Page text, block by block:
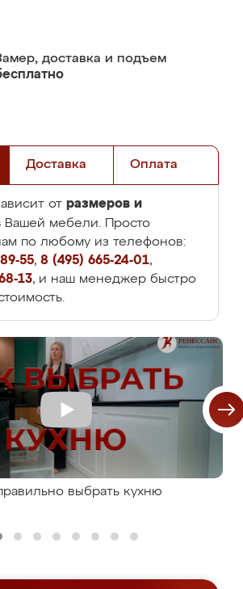
доставка и подъем
Доставка Оплата
от размеров и
Вашей мебели. Просто
по любому из телефонов:
55, 8 (495) 665-24-01,
13, и наш менеджер быстро
выбрать кухню